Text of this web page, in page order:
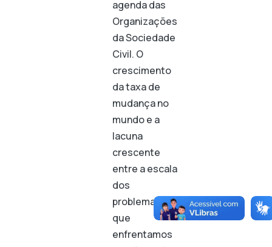
agenda das
Organizações
da Sociedade
Civil. O
crescimento
da taxa de
mudança no
mundo e a
lacuna
crescente
entre a escala
dos
problemas
que
enfrentamos